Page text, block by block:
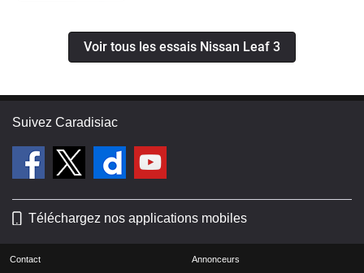
Voir tous les essais Nissan Leaf 3
Suivez Caradisiac
Téléchargez nos applications mobiles
Contact Annonceurs